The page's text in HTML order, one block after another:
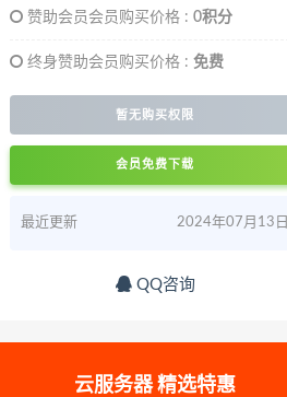
赞助会员会员购买价格 : 0积分
终身赞助会员购买价格 : 免费
暂无购买权限
会员免费下载
最近更新 2024年07月13日
QQ咨询
云服务器 精选特惠